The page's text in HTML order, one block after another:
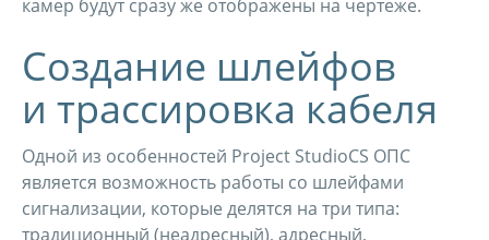
камер будут сразу же отображены на чертеже.
Создание шлейфов
и трассировка кабеля
Одной из особенностей Project StudioCS ОПС
является возможность работы со шлейфами
сигнализации, которые делятся на три типа:
традиционный (неадресный), адресный,